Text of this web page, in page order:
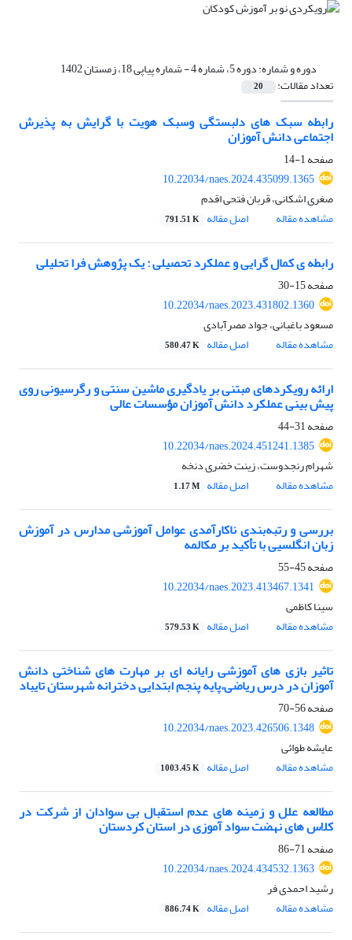
دوره و شماره:دوره 5، شماره 4 - شماره پیاپی 18، زمستان 1402
تعداد مقالات: 20
رابطه سبک های دلبستگی وسبک هویت با گرایش به پذیرش
اجتماعی دانش آموزان
صفحه1-14
10.22034/naes.2024.435099.1365
صغری اشکانی، قربان فتحی اقدم
مشاهده مقاله
اصل مقاله 791.51 K
رابطه ی کمال گرایی و عملکرد تحصیلی : یک پژوهش فرا تحلیلی
صفحه15-30
10.22034/naes.2023.431802.1360
مسعود باغبانی، جواد مصرآبادی
مشاهده مقاله
اصل مقاله 580.47 K
ارائه رویکردهای مبتنی بر یادگیری ماشین سنتی و رگرسیونی روی
پیش بینی عملکرد دانش آموزان مؤسسات عالی
صفحه31-44
10.22034/naes.2024.451241.1385
شهرام رنجدوست، زینت خضری دنخه
مشاهده مقاله
اصل مقاله 1.17 M
بررسی و رتبه‌بندی ناکارآمدی عوامل آموزشی مدارس در آموزش
زبان انگلسیی با تأکید بر مکالمه
صفحه45-55
10.22034/naes.2023.413467.1341
سینا کاظمی
مشاهده مقاله
اصل مقاله 579.53 K
تاثیر بازی های آموزشی رایانه ای بر مهارت های شناختی دانش
آموزان در درس ریاضی،پایه پنجم ابتدایی دخترانه شهرستان تایباد
صفحه56-70
10.22034/naes.2023.426506.1348
عایشه طوائی
مشاهده مقاله
اصل مقاله 1003.45 K
مطالعه علل و زمینه های عدم استقبال بی سوادان از شرکت در
کلاس های نهضت سواد آموزی در استان کردستان
صفحه71-86
10.22034/naes.2024.434532.1363
رشید احمدی فر
مشاهده مقاله
اصل مقاله 886.74 K